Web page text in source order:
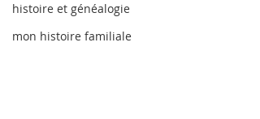
histoire et généalogie
mon histoire familiale